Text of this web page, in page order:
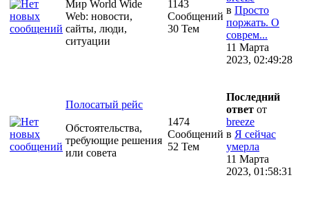
Мир World Wide
Web: новости,
сайты, люди,
ситуации
1143
Сообщений
30 Тем
в Просто
поржать. О
соврем...
11 Марта
2023, 02:49:28
Полосатый рейс
Обстоятельства,
требующие решения
или совета
1474
Сообщений
52 Тем
Последний
ответ от
breeze
в Я сейчас
умерла
11 Марта
2023, 01:58:31